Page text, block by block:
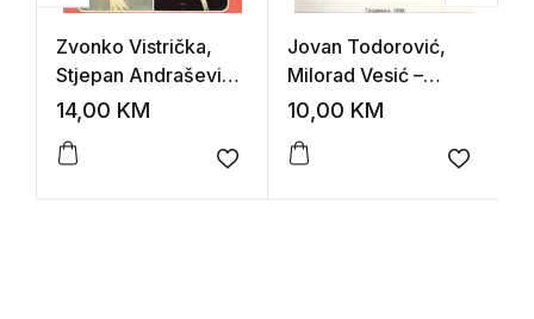
Zvonko Vistrička,
Stjepan Andrašević –
Kanarinci i papige
14,00 KM
Add to wishlist
Jovan Todorović,
Milorad Vesić –
Krompir
10,00 KM
Add to